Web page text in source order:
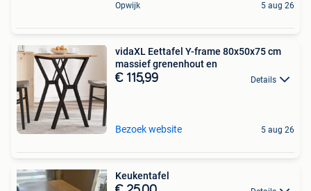
Opwijk 5 aug 26
vidaXL Eettafel Y-frame 80x50x75 cm
massief grenenhout en
€ 115,99 Details
Bezoek website 5 aug 26
Keukentafel